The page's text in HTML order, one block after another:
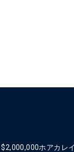
$2,000,000ホアカレ